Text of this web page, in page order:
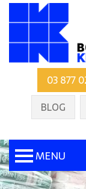
03 877
BLOG
MENU